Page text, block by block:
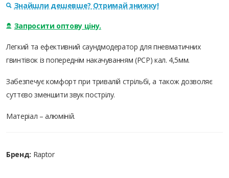
Знайшли дешевше? Отримай знижку!
Запросити оптову ціну.
Легкий та ефективний саундмодератор для пневматичних
гвинтівок із попереднім накачуванням (PCP) кал. 4,5мм.
Забезпечує комфорт при тривалій стрільбі, а також дозволяє
суттєво зменшити звук пострілу.
Матеріал – алюміній.
Бренд: Raptor